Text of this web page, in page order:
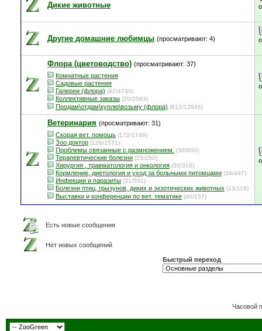
Дикие животные
Другие домашние любимцы (просматривают: 4)
Флора (цветоводство) (просматривают: 37)
Комнатные растения
Садовые растения
Галереи (флора) (42/4740)
Коллективные заказы (20/2563)
Продам\отдам\куплю\возьму (флора) (812/12946)
Ветеринария (просматривают: 31)
Скорая вет. помощь (172/1748)
Зоо доктор (126/1571)
Проблемы связанные с размножением. (30/600)
Терапевтические болезни (25/250)
Хирургия , травматология и онкология (30/316)
Кормление, диетология и уход за больными питомцами (34/497)
Инфекции и паразиты (31/551)
Болезни птиц, грызунов, диких и экзотических животных (13/118)
Выставки и конференции по вет. тематике (40/157)
Есть новые сообщения
Нет новых сообщений
Быстрый переход
Часовой